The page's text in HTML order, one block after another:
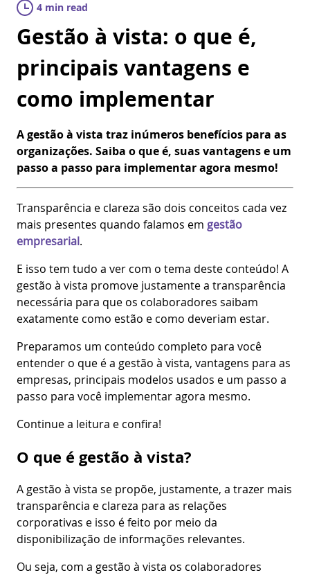
4 min read
Gestão à vista: o que é,
principais vantagens e
como implementar
A gestão à vista traz inúmeros benefícios para as
organizações. Saiba o que é, suas vantagens e um
passo a passo para implementar agora mesmo!
Transparência e clareza são dois conceitos cada vez
mais presentes quando falamos em gestão
empresarial.
E isso tem tudo a ver com o tema deste conteúdo! A
gestão à vista promove justamente a transparência
necessária para que os colaboradores saibam
exatamente como estão e como deveriam estar.
Preparamos um conteúdo completo para você
entender o que é a gestão à vista, vantagens para as
empresas, principais modelos usados e um passo a
passo para você implementar agora mesmo.
Continue a leitura e confira!
O que é gestão à vista?
A gestão à vista se propõe, justamente, a trazer mais
transparência e clareza para as relações
corporativas e isso é feito por meio da
disponibilização de informações relevantes.
Ou seja, com a gestão à vista os colaboradores